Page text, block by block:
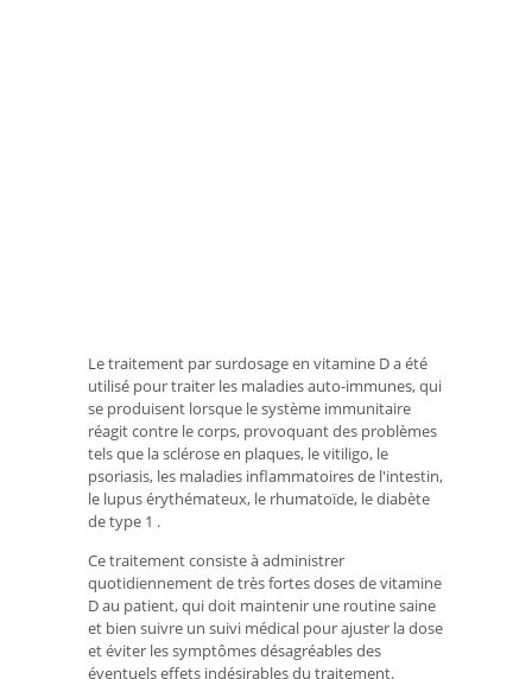
Le traitement par surdosage en vitamine D a été
utilisé pour traiter les maladies auto-immunes, qui
se produisent lorsque le système immunitaire
réagit contre le corps, provoquant des problèmes
tels que la sclérose en plaques, le vitiligo, le
psoriasis, les maladies inflammatoires de l'intestin,
le lupus érythémateux, le rhumatoïde, le diabète
de type 1 .
Ce traitement consiste à administrer
quotidiennement de très fortes doses de vitamine
D au patient, qui doit maintenir une routine saine
et bien suivre un suivi médical pour ajuster la dose
et éviter les symptômes désagréables des
éventuels effets indésirables du traitement.